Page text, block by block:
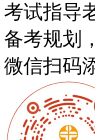
考试指导
备考规划
微信扫码